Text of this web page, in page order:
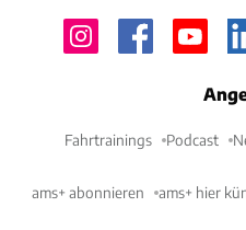
Fahrtrainings Podcast
ams+ abonnieren ams+ hier